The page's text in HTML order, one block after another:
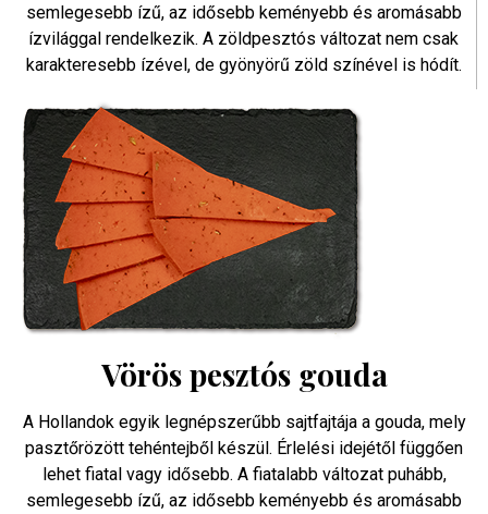
semlegesebb ízű, az idősebb keményebb és aromásabb
ízvilággal rendelkezik. A zöldpesztós változat nem csak
karakteresebb ízével, de gyönyörű zöld színével is hódít.
Vörös pesztós gouda
A Hollandok egyik legnépszerűbb sajtfajtája a gouda, mely
pasztőrözött tehéntejből készül. Érlelési idejétől függően
lehet fiatal vagy idősebb. A fiatalabb változat puhább,
semlegesebb ízű, az idősebb keményebb és aromásabb